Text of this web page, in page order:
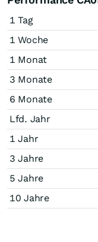
1 Tag
1 Woche
1 Monat
3 Monate
6 Monate
Lfd. Jahr
1 Jahr
3 Jahre
5 Jahre
10 Jahre